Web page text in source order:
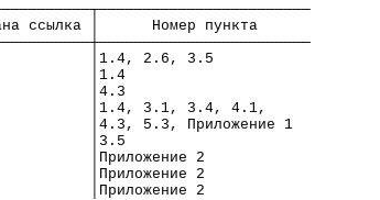
ссылка │
Номер пункта
│1.4, 2.6, 3.5
│1.4
│4.3
│1.4, 3.1, 3.4, 4.1,
│4.3, 5.3, Приложение 1
│3.5
│Приложение 2
│Приложение 2
│Приложение 2